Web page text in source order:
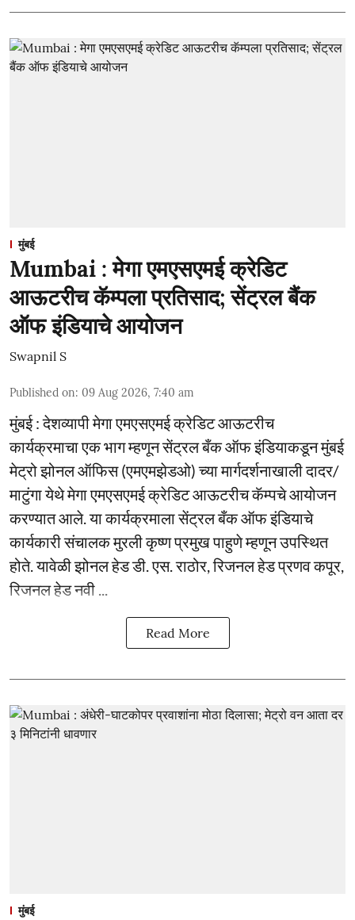
मुंबई
Mumbai : मेगा एमएसएमई क्रेडिट
आऊटरीच कॅम्पला प्रतिसाद; सेंट्रल बैंक
ऑफ इंडियाचे आयोजन
Swapnil S
Published on: 09 Aug 2026, 7:40 am
मुंबई : देशव्यापी मेगा एमएसएमई क्रेडिट आऊटरीच
कार्यक्रमाचा एक भाग म्हणून सेंट्रल बँक ऑफ इंडियाकडून मुंबई
मेट्रो झोनल ऑफिस (एमएमझेडओ) च्या मार्गदर्शनाखाली दादर/
माटुंगा येथे मेगा एमएसएमई क्रेडिट आऊटरीच कॅम्पचे आयोजन
करण्यात आले. या कार्यक्रमाला सेंट्रल बँक ऑफ इंडियाचे
कार्यकारी संचालक मुरली कृष्ण प्रमुख पाहुणे म्हणून उपस्थित
होते. यावेळी झोनल हेड डी. एस. राठोर, रिजनल हेड प्रणव कपूर,
रिजनल हेड नवी ...
Read More
मुंबई